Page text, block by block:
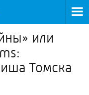
или
Томска